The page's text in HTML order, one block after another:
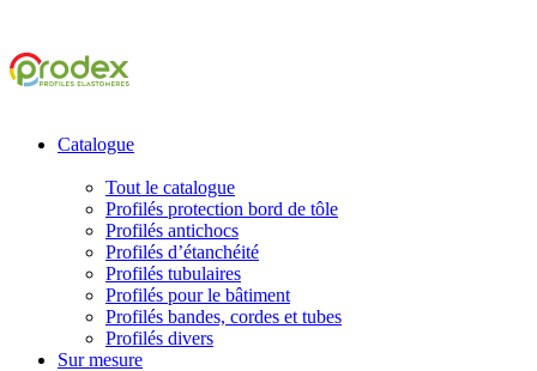
Catalogue
Tout le catalogue
Profilés protection bord de tôle
Profilés antichocs
Profilés d’étanchéité
Profilés tubulaires
Profilés pour le bâtiment
Profilés bandes, cordes et tubes
Profilés divers
Sur mesure